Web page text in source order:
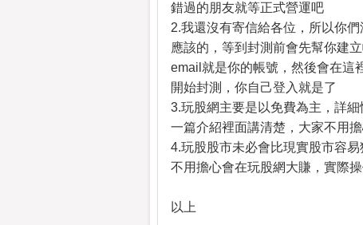
錯過的朋友就等正式營運吧
2.我還沒有寄信給各位，所以你們
應該的，等到封測前會先幫你建
email就是你的帳號，然後會在這
開始封測，你自己登入就是了
3.玩股網主要是以免費為主，詳
一篇介紹裡面講清楚，大家不用
4.玩股股市未必會比現實股市容易
不用擔心會在玩股網大賺，實際
以上